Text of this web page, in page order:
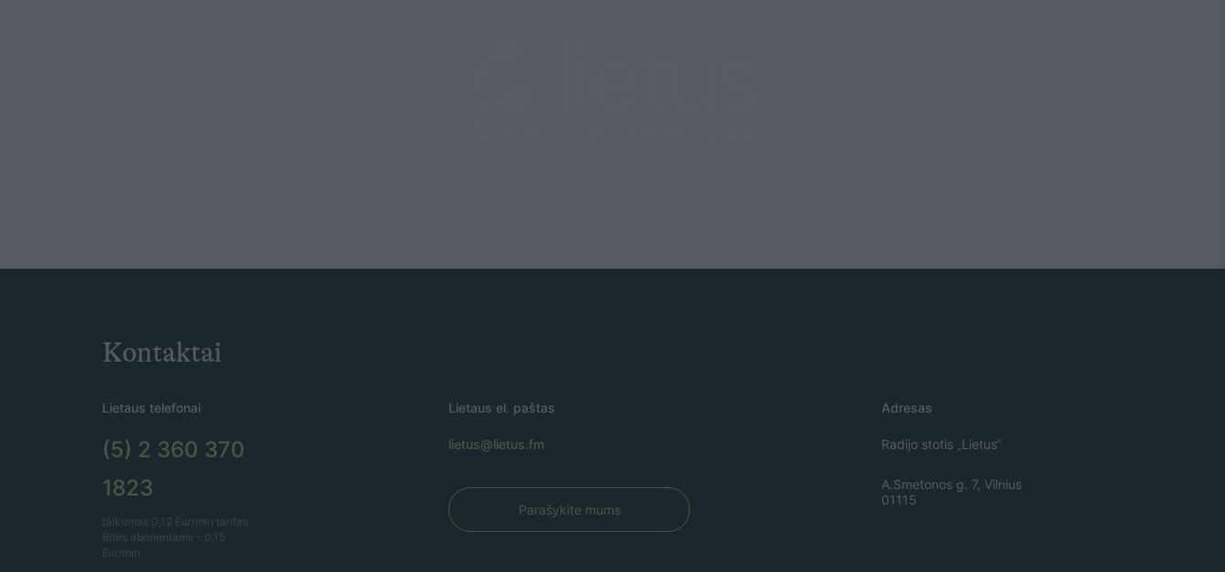
Kontaktai
Lietaus telefonai
(5) 2 360 370
1823
taikomas 0,12 Eur/min tarifas.
Bitės abonentams – 0,15
Eur/min.
Lietaus el. paštas
lietus@lietus.fm
Parašykite mums
Adresas
Radijo stotis „Lietus“
A.Smetonos g. 7, Vilnius
01115